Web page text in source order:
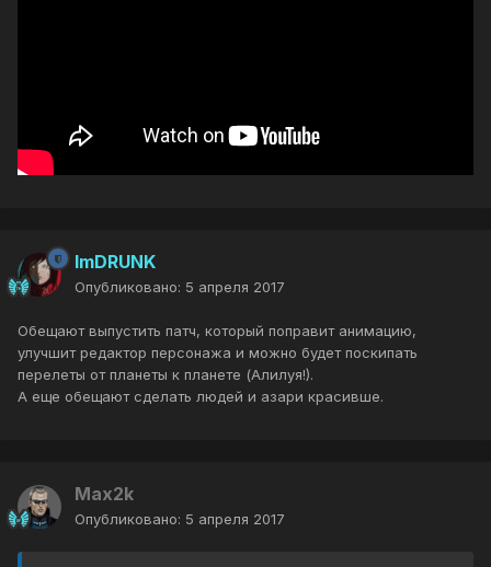
ImDRUNK
Опубликовано: 5 апреля 2017
Обещают выпустить патч, который поправит анимацию,
улучшит редактор персонажа и можно будет поскипать
перелеты от планеты к планете (Алилуя!).
А еще обещают сделать людей и азари красивше.
Max2k
Опубликовано: 5 апреля 2017